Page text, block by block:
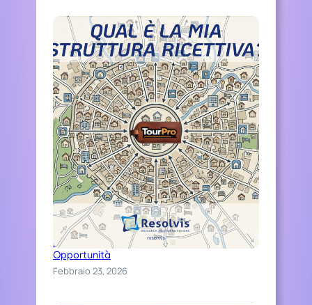
D
I
Z
I
O
N
A
L
E
Distinguiti Online, Trasforma Ospitalità in
Opportunità
Febbraio 23, 2026